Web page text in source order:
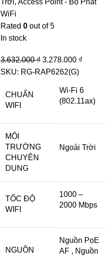
Trời, Access Point - Bộ Phát
WiFi
Rated 0 out of 5
In stock
3.632.000₫ Original
price
3.632.000 ₫.
3.278.000 ₫
SKU: RG-RAP6262(G)
CHUẨN
WIFI
Wi-Fi 6
(802.11ax)
MÔI
TRƯỜNG
CHUYÊN
DỤNG
Ngoài Trời
TỐC ĐỘ
WIFI
1000 –
2000 Mbps
NGUỒN
Nguồn PoE
AF , Nguồn